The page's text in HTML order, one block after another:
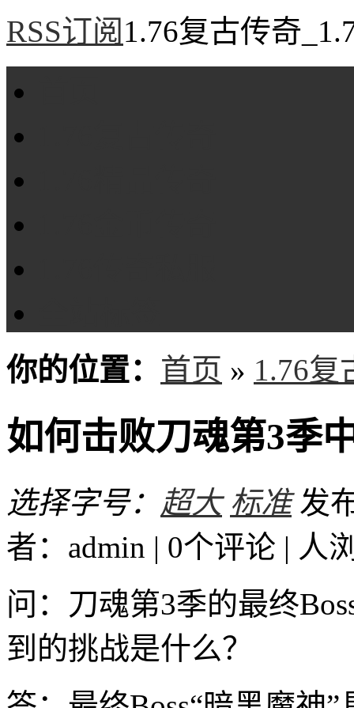
RSS订阅 1.76复古传奇
你的位置： 首页 » 1.76复
如何击败刀魂第3季
选择字号： 超大 标准 发
者：admin | 0个评论 | 人
问：刀魂第3季的最终
到的挑战是什么？